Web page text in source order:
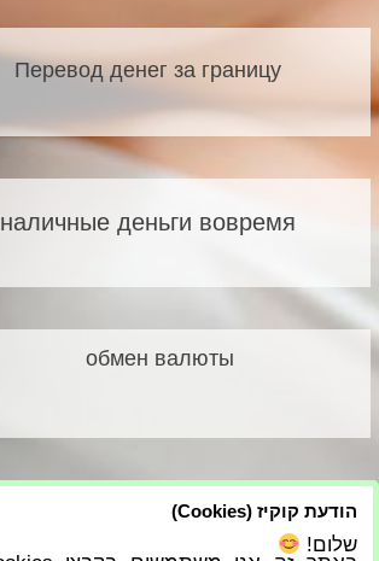
Перевод денег за границу
наличные деньги вовремя
обмен валюты
הודעת קוקיז (Cookies)
שלום!